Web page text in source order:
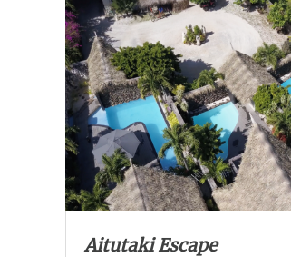
Aitutaki Escape